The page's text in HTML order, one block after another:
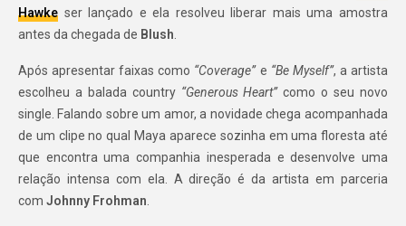
Hawke ser lançado e ela resolveu liberar mais uma amostra
antes da chegada de Blush.
Após apresentar faixas como “Coverage”e “Be Myself”, a artista
escolheu a balada country “Generous Heart”como o seu novo
single. Falando sobre um amor, a novidade chega acompanhada
de um clipe no qual Maya aparece sozinha em uma floresta até
que encontra uma companhia inesperada e desenvolve uma
relação intensa com ela. A direção é da artista em parceria
comJohnny Frohman.